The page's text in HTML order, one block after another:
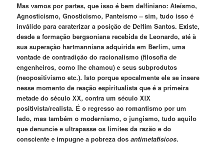
Mas vamos por partes, que isso é bem delfiniano: Ateísmo,
Agnosticismo, Gnosticismo, Panteísmo – sim, tudo isso é
inválido para caraterizar a posição de Delfim Santos. Existe,
desde a formação bergsoniana recebida de Leonardo, até à
sua superação hartmanniana adquirida em Berlim, uma
vontade de contradição do racionalismo (filosofia de
engenheiros, como lhe chamou) e seus subprodutos
(neopositivismo etc.). Isto porque epocalmente ele se insere
nesse momento de reação espiritualista que é a primeira
metade do século XX, contra um século XIX
positivista/realista. É o regresso ao romantismo por um
lado, mas também o modernismo, o jungismo, tudo aquilo
que denuncie e ultrapasse os limites da razão e do
consciente e impugne a pobreza dosantimetafísicos.